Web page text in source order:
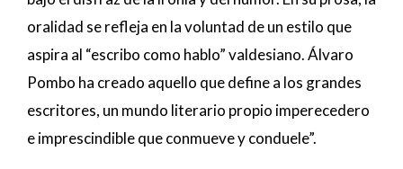
oralidad se refleja en la voluntad de un estilo que
aspira al “escribo como hablo” valdesiano. Álvaro
Pombo ha creado aquello que define a los grandes
escritores, un mundo literario propio imperecedero
e imprescindible que conmueve y conduele”.